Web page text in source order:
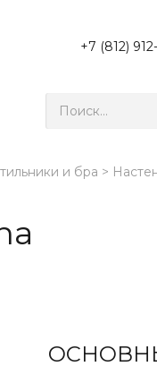
+7 (812)
и бра